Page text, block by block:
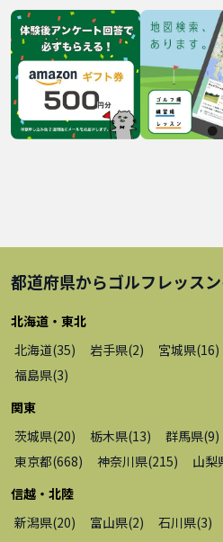
都道府県からゴルフレッスン
北海道・東北
北海道(35) 岩手県(2) 宮城県(16)
福島県(3)
関東
茨城県(20) 栃木県(13) 群馬県(9)
東京都(668) 神奈川県(215) 山梨
信越・北陸
新潟県(20) 富山県(2) 石川県(3)